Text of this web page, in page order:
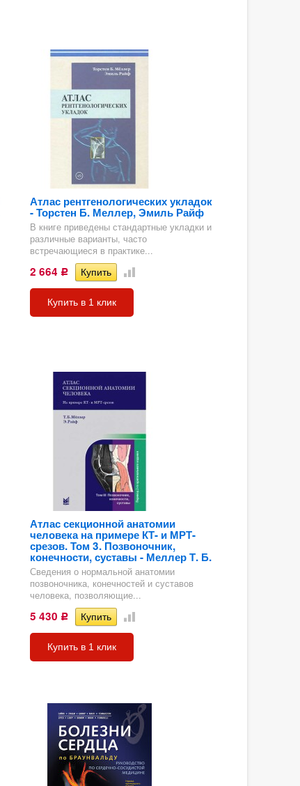
Атлас рентгенологических укладок
- Торстен Б. Меллер, Эмиль Райф
В книге приведены стандартные укладки и
различные варианты, часто
встречающиеся в практике...
2 664 Р
Купить в 1 клик
Атлас секционной анатомии
человека на примере КТ- и МРТ-
срезов. Том 3. Позвоночник,
конечности, суставы - Меллер Т. Б.
Сведения о нормальной анатомии
позвоночника, конечностей и суставов
человека, позволяющие...
5 430 Р
Купить в 1 клик